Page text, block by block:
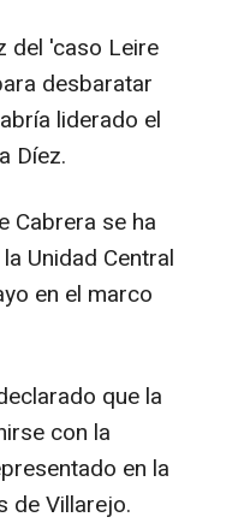
del 'caso Leire
desbaratar
liderado el
Díez.
Cabrera se ha
Unidad Central
en el marco
que la
con la
en la
de Villarejo.